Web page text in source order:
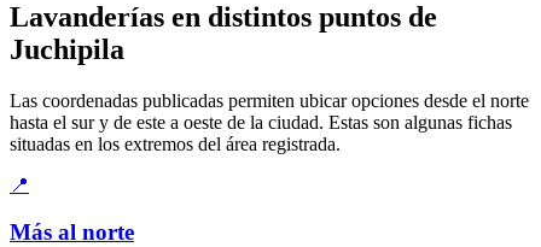
Lavanderías en distintos puntos de
Juchipila
Las coordenadas publicadas permiten ubicar opciones desde el norte
hasta el sur y de este a oeste de la ciudad. Estas son algunas fichas
situadas en los extremos del área registrada.
📍
Más al norte